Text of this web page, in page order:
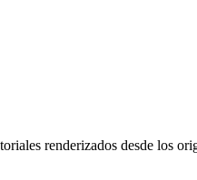
renderizados desde los